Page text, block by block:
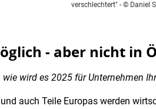
verschlechtert"- © Daniel
- aber nicht in
wie wird es 2025 für Unternehmen
auch Teile Europas werden